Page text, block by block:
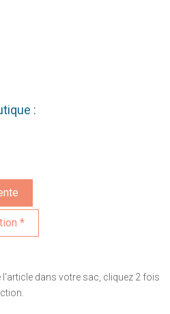
:
l'article dans votre sac, cliquez 2 fois